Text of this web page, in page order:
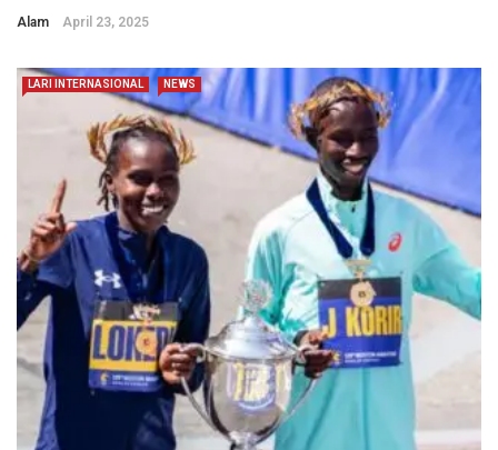
Alam April 23, 2025
LARI INTERNASIONAL NEWS